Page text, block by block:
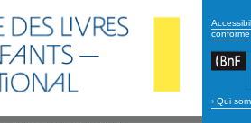
conforme
› Qui